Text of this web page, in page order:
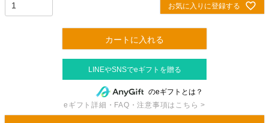
お気に入りに登録する
カートに入れる
のeギフトとは？
eギフト詳細・FAQ・注意事項はこちら >